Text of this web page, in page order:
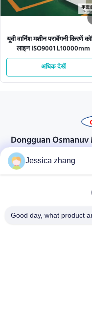
यूवी वार्निश मशीन पराबैंगनी किरणें
लाइन ISO9001 L10000mm
अधिक देखें
Dongguan
Dongguan
28 दूसरा औद्योगिक,
Jessica zhang
Good day, what product